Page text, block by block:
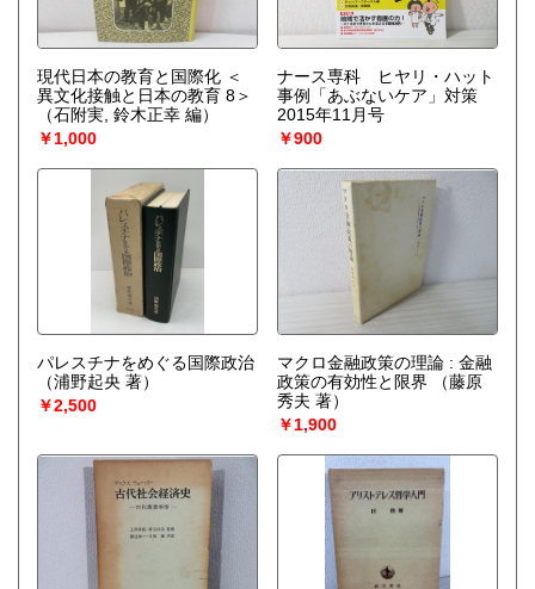
現代日本の教育と国際化 ＜
異文化接触と日本の教育 8＞
（石附実, 鈴木正幸 編）
￥1,000
ナース専科 ヒヤリ・ハット
事例「あぶないケア」対策
2015年11月号
￥900
パレスチナをめぐる国際政治
（浦野起央 著）
￥2,500
マクロ金融政策の理論 : 金融
政策の有効性と限界
（藤原
秀夫 著）
￥1,900